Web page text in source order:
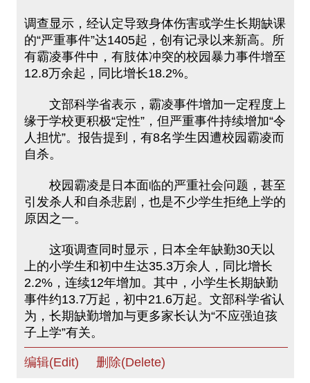
调查显示，经认定导致身体伤害或学生长期缺课
的“严重事件”达1405起，创有记录以来新高。所
有霸凌事件中，有肢体冲突的校园暴力事件增至
12.8万余起，同比增长18.2%。
文部科学省表示，霸凌事件增加一定程度上
缘于学校更积极“定性”，但严重事件持续增加“令
人担忧”。报告提到，有8名学生因遭校园霸凌而
自杀。
校园霸凌是日本面临的严重社会问题，甚至
引发杀人和自杀悲剧，也是不少学生拒绝上学的
原因之一。
这项调查同时显示，日本全年缺勤30天以
上的小学生和初中生达35.3万余人，同比增长
2.2%，连续12年增加。其中，小学生长期缺勤
事件约13.7万起，初中21.6万起。文部科学省认
为，长期缺勤增加与更多家长认为“不应强迫孩
子上学”有关。
编辑(Edit) 删除(Delete)